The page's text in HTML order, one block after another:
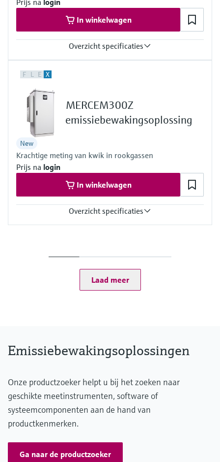
Prijs na login
In winkelwagen
Overzicht specificaties
CH4, CO, CO2, Corg, HCl, HF, H2O, NH3, NO, NO2, N2O, O2, SO2,
Ambient temperature range
+5 °C ... +35 °C
With cooling device:+5 °C ... +50 °C
Process temperature
≤ +1,300 °C
F L E X
MERCEM300Z
emissiebewakingsoplossing
New
Krachtige meting van kwik in rookgassen
Prijs na login
In winkelwagen
Overzicht specificaties
MERCEM300Z Indoor: +5 °C ... +35 °C
Laad meer
Emissiebewakingsoplossingen
Onze productzoeker helpt u bij het zoeken naar
geschikte meetinstrumenten, software of
systeemcomponenten aan de hand van
productkenmerken.
Ga naar de productzoeker